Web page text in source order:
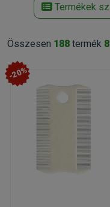
Termékek
Összesen 188 termék 8
-20%